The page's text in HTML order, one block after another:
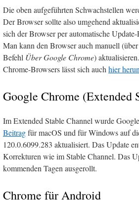
Die oben aufgeführten Schwachstellen
Der Browser sollte also umgehend
sich der Browser per automatische
Man kann den Browser auch manuell
Befehl Über Google Chrome)
Chrome-Browsers lässt sich auchhier
Google Chrome (Extended
Im Extended Stable Channel wurde
Beitragfür macOS und für Windows auf
120.0.6099.283 aktualisiert. Das Update
Korrekturen wie im Stable Channel. Das
kommenden Tagen ausgerollt.
Chrome für Android